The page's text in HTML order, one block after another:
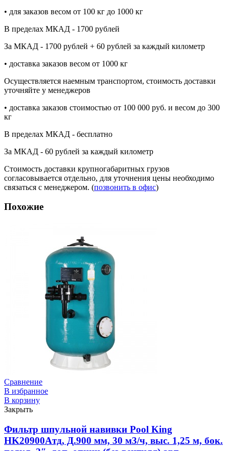
• для заказов весом от 100 кг до 1000 кг
В пределах МКАД - 1700 рублей
За МКАД - 1700 рублей + 60 рублей за каждый километр
• доставка заказов весом от 1000 кг
Осуществляется наемным транспортом, стоимость доставки
уточняйте у менеджеров
• доставка заказов стоимостью от 100 000 руб. и весом до 300
кг
В пределах МКАД - бесплатно
За МКАД - 60 рублей за каждый километр
Стоимость доставки крупногабаритных грузов
согласовывается отдельно, для уточнения цены необходимо
связаться с менеджером. (позвонить в офис)
Похожие
Сравнение
В избранное
В корзину
Закрыть
Фильтр шпульной навивки Pool King
HK20900Aтд, Д.900 мм, 30 м3/ч, выс. 1,25 м, бок.